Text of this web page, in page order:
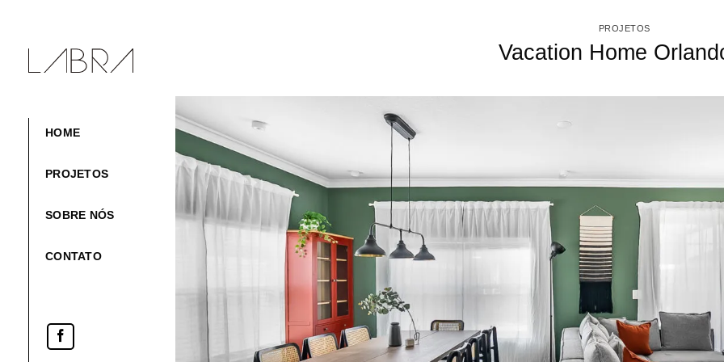
content
HOME
PROJETOS
SOBRE NÓS
CONTATO
PROJETOS
Vacation Home